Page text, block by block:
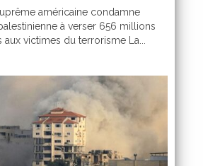
américaine condamne
palestinienne à verser 656 millions
victimes du terrorisme La...